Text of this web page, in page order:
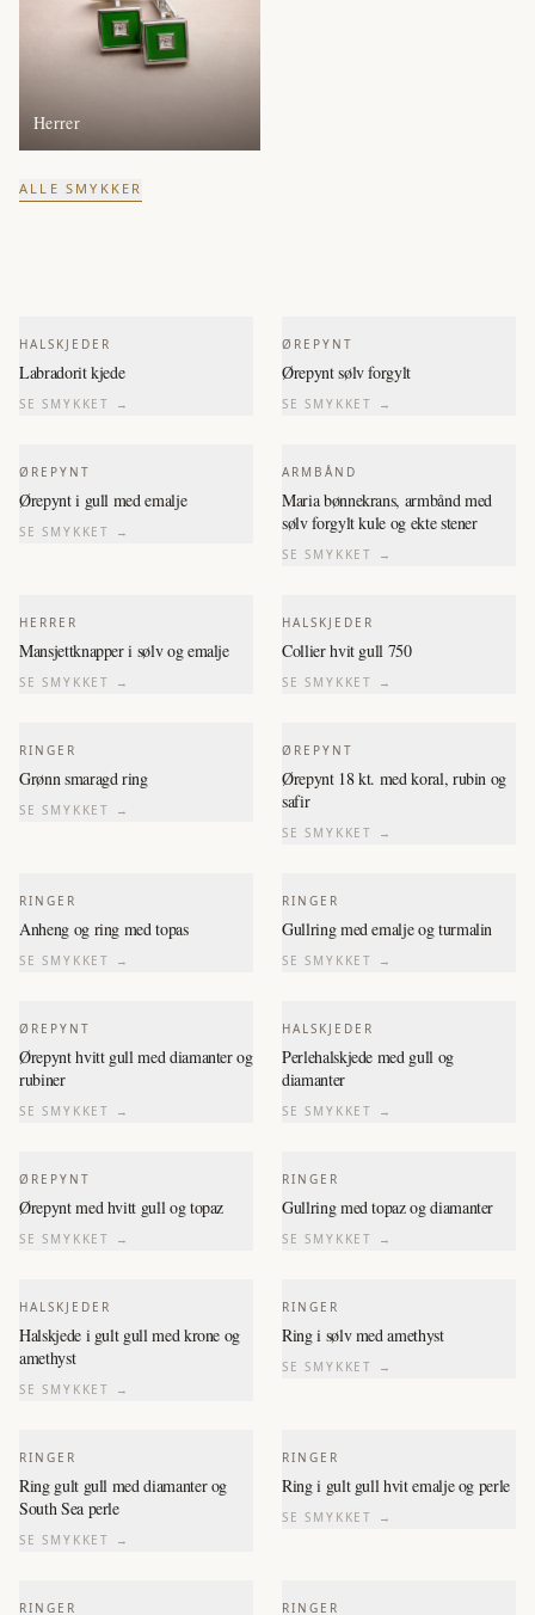
Herrer
ALLE SMYKKER
HALSKJEDER
Labradorit kjede
SE SMYKKET →
ØREPYNT
Ørepynt sølv forgylt
SE SMYKKET →
ØREPYNT
Ørepynt i gull med emalje
SE SMYKKET →
ARMBÅND
Maria bønnekrans, armbånd med
sølv forgylt kule og ekte stener
SE SMYKKET →
HERRER
Mansjettknapper i sølv og emalje
SE SMYKKET →
HALSKJEDER
Collier hvit gull 750
SE SMYKKET →
RINGER
Grønn smaragd ring
SE SMYKKET →
ØREPYNT
Ørepynt 18 kt. med koral, rubin og
safir
SE SMYKKET →
RINGER
Anheng og ring med topas
SE SMYKKET →
RINGER
Gullring med emalje og turmalin
SE SMYKKET →
ØREPYNT
Ørepynt hvitt gull med diamanter og
rubiner
SE SMYKKET →
HALSKJEDER
Perlehalskjede med gull og
diamanter
SE SMYKKET →
ØREPYNT
Ørepynt med hvitt gull og topaz
SE SMYKKET →
RINGER
Gullring med topaz og diamanter
SE SMYKKET →
HALSKJEDER
Halskjede i gult gull med krone og
amethyst
SE SMYKKET →
RINGER
Ring i sølv med amethyst
SE SMYKKET →
RINGER
Ring gult gull med diamanter og
South Sea perle
SE SMYKKET →
RINGER
Ring i gult gull hvit emalje og perle
SE SMYKKET →
RINGER RINGER